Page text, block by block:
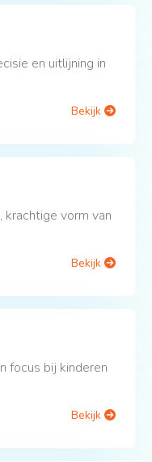
en uitlijning in
Bekijk
krachtige vorm van
Bekijk
focus bij kinderen
Bekijk